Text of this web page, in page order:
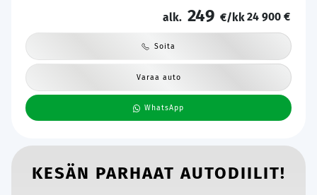
alk. 249 €/kk24 900 €
Soita
Varaa auto
WhatsApp
KESÄN PARHAAT AUTODIILIT!